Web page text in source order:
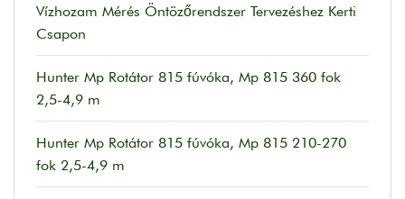
Vízhozam Mérés Öntözőrendszer Tervezéshez Kerti
Csapon
Hunter Mp Rotátor 815 fúvóka, Mp 815 360 fok
2,5-4,9 m
Hunter Mp Rotátor 815 fúvóka, Mp 815 210-270
fok 2,5-4,9 m